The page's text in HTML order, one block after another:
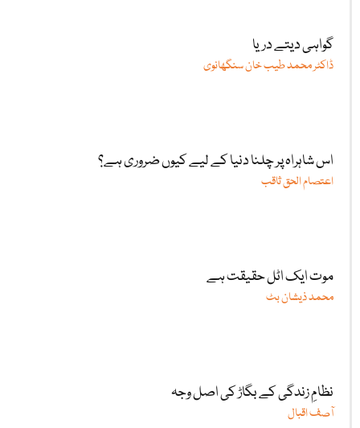
گواہی دیتے دریا
ڈاکٹر محمد طیب خان سنگھانوی
اس شاہراہ پر چلنا دنیا کے لیے کیوں ضروری ہے؟
اعتصام الحق ثاقب
موت ایک اٹل حقیقت ہے
محمد ذیشان بٹ
نظامِ زندگی کے بگاڑ کی اصل وجہ
آصف اقبال